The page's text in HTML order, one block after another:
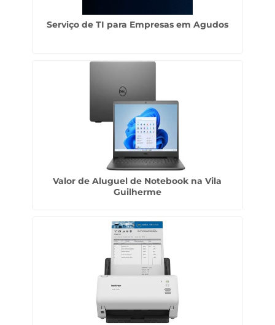
Serviço de TI para Empresas em Agudos
Valor de Aluguel de Notebook na Vila
Guilherme